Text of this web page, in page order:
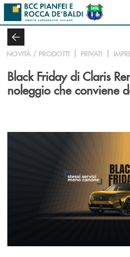
Salta al contenuto principale
NOVITÀ / PRODOTTI PRIVATI
Black Friday di Claris
noleggio che conviene